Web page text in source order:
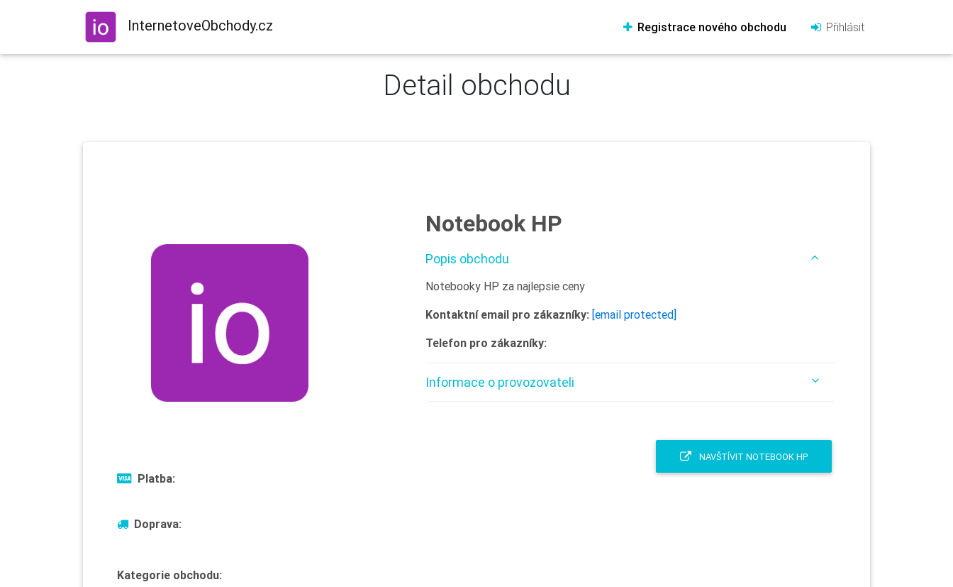
InternetoveObchody.cz Registrace nového obchodu Přihlásit
Detail obchodu
Platba:
Doprava:
Kategorie obchodu:
Notebook HP
Popis obchodu
Notebooky HP za najlepsie ceny
Kontaktní email pro zákazníky: [email protected]
Telefon pro zákazníky:
Informace o provozovateli
NAVŠTÍVIT NOTEBOOK HP